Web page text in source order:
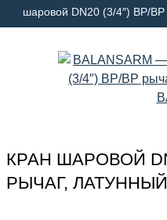
шаровой DN20 (3/4″) ВР/ВР
КРАН ШАРОВОЙ
РЫЧАГ,